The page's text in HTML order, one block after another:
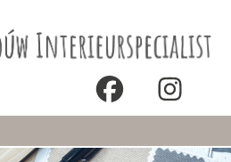
Onze winkels